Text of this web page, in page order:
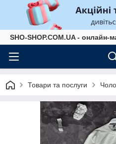
SHO-SHOP.COM.UA - онлайн-
Товари та послуги